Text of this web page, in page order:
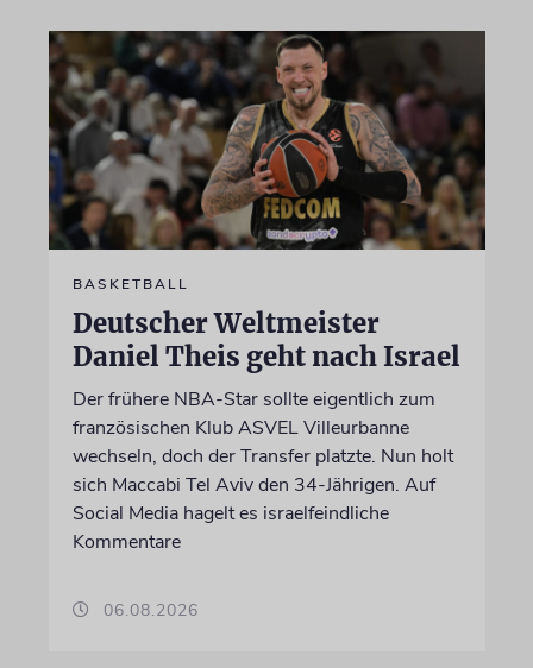
BASKETBALL
Deutscher Weltmeister
Daniel Theis geht nach Israel
Der frühere NBA-Star sollte eigentlich zum
französischen Klub ASVEL Villeurbanne
wechseln, doch der Transfer platzte. Nun holt
sich Maccabi Tel Aviv den 34-Jährigen. Auf
Social Media hagelt es israelfeindliche
Kommentare
06.08.2026